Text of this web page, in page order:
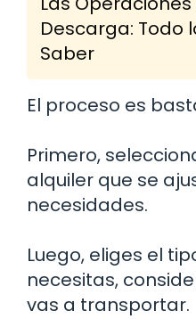
Descarga: Todo
Saber
El proceso es
Primero,
alquiler que se
necesidades.
Luego, eliges el
necesitas,
vas a transportar.